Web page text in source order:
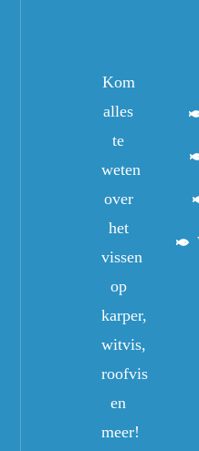
Kom
alles
te
weten
over
het
vissen
op
karper,
witvis,
roofvis
en
meer!